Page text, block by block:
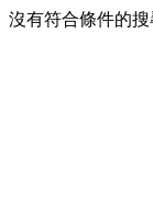
沒有符合條件的搜